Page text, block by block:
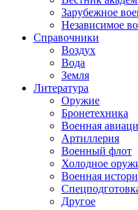
Зарубежное
Независимое
Справочники
Воздух
Вода
Земля
Литература
Оружие
Бронетехника
Военная
Артиллерия
Военный флот
Холодное
Военная
Другое